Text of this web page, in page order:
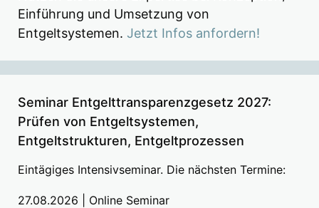
Einführung und Umsetzung von
Entgeltsystemen. Jetzt Infos anfordern!
Seminar Entgelttransparenzgesetz 2027:
Prüfen von Entgeltsystemen,
Entgeltstrukturen, Entgeltprozessen
Eintägiges Intensivseminar. Die nächsten Termine:
27.08.2026 | Online Seminar